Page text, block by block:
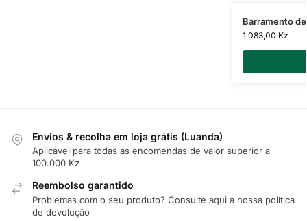
Barramento
1 083,00 Kz
Envios & recolha em loja grátis (Luanda)
Aplicável para todas as encomendas de valor superior a
100.000 Kz
Reembolso garantido
Problemas com o seu produto? Consulte aqui a nossa política
de devolução